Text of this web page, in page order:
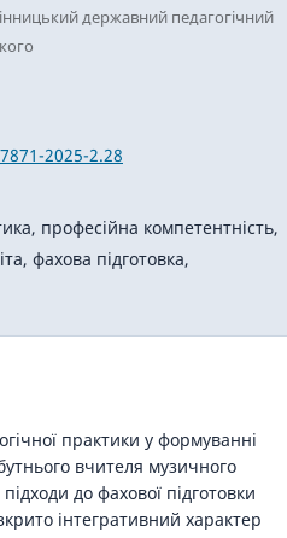
державний педагогічний
2025-2.28
професійна компетентність,
фахова підготовка,
практики у формуванні
вчителя музичного
до фахової підготовки
інтегративний характер